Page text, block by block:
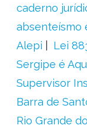
caderno
absenteísmo
Alepi
Lei
Sergipe é
Supervisor
Barra de
Rio Grande